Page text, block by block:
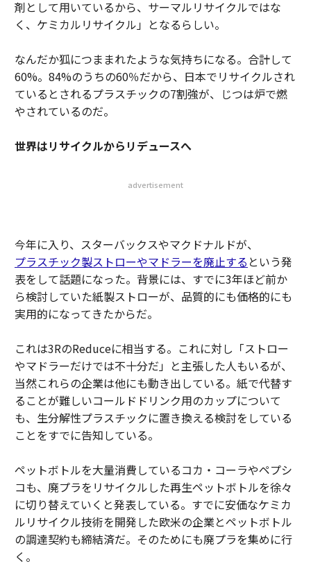
剤として用いているから、サーマルリサイクルではな
く、ケミカルリサイクル」となるらしい。
なんだか狐につままれたような気持ちになる。合計して
60%。84%のうちの60％だから、日本でリサイクルされ
ているとされるプラスチックの7割強が、じつは炉で燃
やされているのだ。
世界はリサイクルからリデュースへ
advertisement
今年に入り、スターバックスやマクドナルドが、
プラスチック製ストローやマドラーを廃止する という発
表をして話題になった。背景には、すでに3年ほど前か
ら検討していた紙製ストローが、品質的にも価格的にも
実用的になってきたからだ。
これは3RのReduceに相当する。これに対し「ストロー
やマドラーだけでは不十分だ」と主張した人もいるが、
当然これらの企業は他にも動き出している。紙で代替す
ることが難しいコールドドリンク用のカップについて
も、生分解性プラスチックに置き換える検討をしている
ことをすでに告知している。
ペットボトルを大量消費しているコカ・コーラやペプシ
コも、廃プラをリサイクルした再生ペットボトルを徐々
に切り替えていくと発表している。すでに安価なケミカ
ルリサイクル技術を開発した欧米の企業とペットボトル
の調達契約も締結済だ。そのためにも廃プラを集めに行
く。